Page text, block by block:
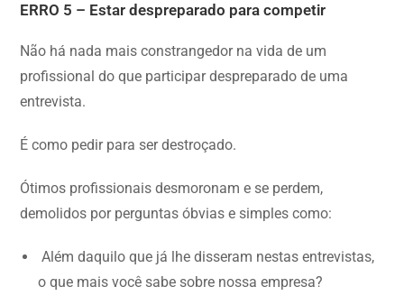
ERRO 5 – Estar despreparado para competir
Não há nada mais constrangedor na vida de um
profissional do que participar despreparado de uma
entrevista.
É como pedir para ser destroçado.
Ótimos profissionais desmoronam e se perdem,
demolidos por perguntas óbvias e simples como:
Além daquilo que já lhe disseram nestas entrevistas,
o que mais você sabe sobre nossa empresa?